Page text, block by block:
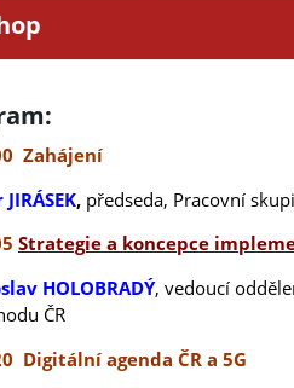
Zahájení
, předseda, Pracovní
Strategie a koncepce
HOLOBRADÝ, vedoucí
ČR
Digitální agenda ČR a 5G